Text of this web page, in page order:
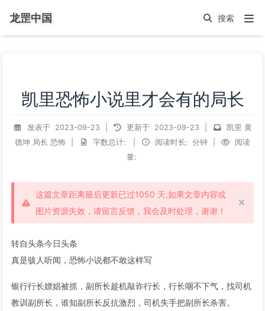
龙罡中国
凯里恐怖小说里才会有的局长
发表于 2023-09-23 更新于 2023-09-23 凯里黄
德坤 局长恐怖 字数总计: 阅读时长: 分钟
阅读
量:
这篇文章距离最后更新已过1050 天,如果文章内容或
图片资源失效，请留言反馈，我会及时处理，谢谢！
转自头条今日头条
真是骇人听闻，恐怖小说都不敢这样写
银行行长嫖娼被抓，副所长趁机敲诈行长，行长咽不下气，找司机
教训副所长，谁知副所长反抗激烈，司机失手把副所长杀害。